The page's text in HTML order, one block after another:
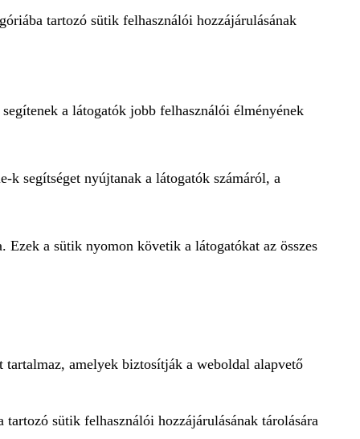
tartozó sütik felhasználói hozzájárulásának
a látogatók jobb felhasználói élményének
k segítséget nyújtanak a látogatók számáról, a
Ezek a sütik nyomon követik a látogatókat az összes
tartalmaz, amelyek biztosítják a weboldal alapvető
sütik felhasználói hozzájárulásának tárolására